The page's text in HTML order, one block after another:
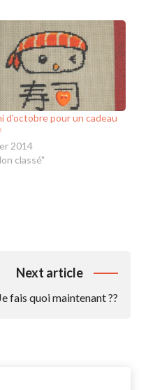
d’octobre pour un cadeau
2014
classé"
Next article
Je fais quoi maintenant ??